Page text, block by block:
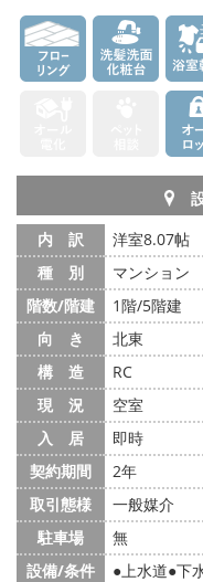
内 訳
洋室8.07帖
種 別
マンション
階数/階建
1階/5階建
向 き
北東
構 造
RC
現 況
空室
入 居
即時
契約期間
2年
取引態様
一般媒介
駐車場
無
設備/条件
上水道 下